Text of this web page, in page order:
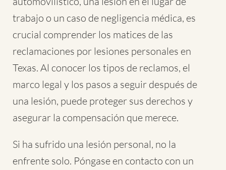
trabajo o un caso de negligencia médica, es
crucial comprender los matices de las
reclamaciones por lesiones personales en
Texas. Al conocer los tipos de reclamos, el
marco legal y los pasos a seguir después de
una lesión, puede proteger sus derechos y
asegurar la compensación que merece.
Si ha sufrido una lesión personal, no la
enfrente solo. Póngase en contacto con un